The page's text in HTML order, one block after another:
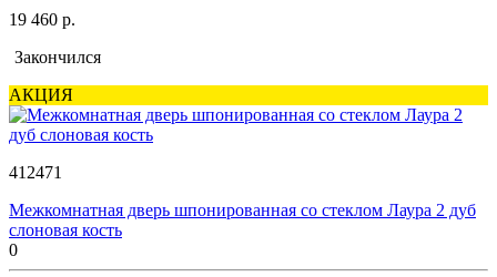
19 460 р.
Закончился
АКЦИЯ
412471
Межкомнатная дверь шпонированная со стеклом Лаура 2 дуб
слоновая кость
0